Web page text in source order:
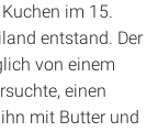
im 15.
entstand. Der
von einem
einen
mit Butter und